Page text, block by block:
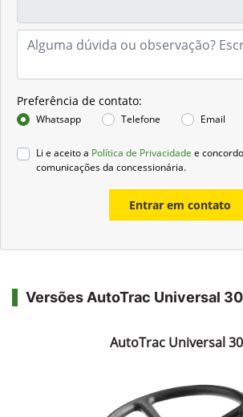
Preferência de contato:
Whatsapp Telefone Email
Li e aceito a Política de Privacidade e
comunicações da concessionária.
Entrar em contato
Versões AutoTrac Universal
AutoTrac Universal